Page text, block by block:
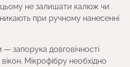
не залишати калюж чи
при ручному нанесенні
запорука довговічності
Мікрофібру необхідно